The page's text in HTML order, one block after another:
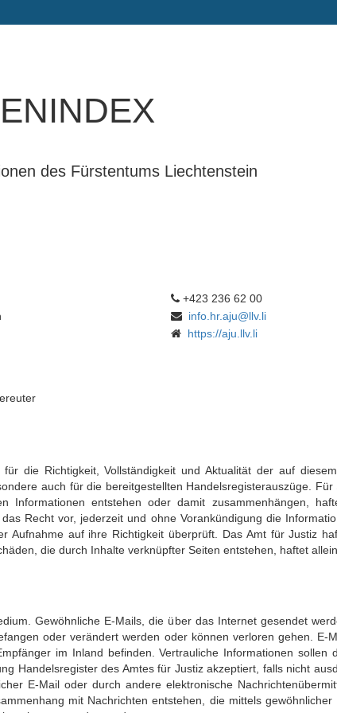
des Fürstentums Liechtenstein
+423 236 62 00
info.hr.aju@llv.li
https://aju.llv.li
die Richtigkeit, Vollständigkeit und Aktualität der auf
auch für die bereitgestellten Handelsregisterauszüge.
Informationen entstehen oder damit zusammenhängen,
Recht vor, jederzeit und ohne Vorankündigung die
Aufnahme auf ihre Richtigkeit überprüft. Das Amt für Justiz
die durch Inhalte verknüpfter Seiten entstehen, haftet
Gewöhnliche E-Mails, die über das Internet gesendet
oder verändert werden oder können verloren gehen. E-
im Inland befinden. Vertrauliche Informationen
Handelsregister des Amtes für Justiz akzeptiert, falls nicht
E-Mail oder durch andere elektronische
mit Nachrichten entstehen, die mittels